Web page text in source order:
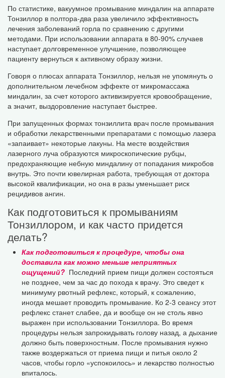
По статистике, вакуумное промывание миндалин на аппарате
Тонзиллор в полтора-два раза увеличило эффективность
лечения заболеваний горла по сравнению с другими
методами. При использовании аппарата в 80-90% случаев
наступает долговременное улучшение, позволяющее
пациенту вернуться к активному образу жизни.
Говоря о плюсах аппарата Тонзиллор, нельзя не упомянуть о
дополнительном лечебном эффекте от микромассажа
миндалин, за счет которого активизируется кровообращение,
а значит, выздоровление наступает быстрее.
При запущенных формах тонзиллита врач после промывания
и обработки лекарственными препаратами с помощью лазера
«запаивает» некоторые лакуны. На месте воздействия
лазерного луча образуются микроскопические рубцы,
предохраняющие небную миндалину от попадания микробов
внутрь. Это почти ювелирная работа, требующая от доктора
высокой квалификации, но она в разы уменьшает риск
рецидивов ангин.
Как подготовиться к промываниям
Тонзиллором, и как часто придется
делать?
Как подготовиться к процедуре, чтобы она
доставила как можно меньше неприятных
ощущений? Последний прием пищи должен состояться
не позднее, чем за час до похода к врачу. Это сведет к
минимуму рвотный рефлекс, который, к сожалению,
иногда мешает проводить промывание. Ко 2-3 сеансу этот
рефлекс станет слабее, да и вообще он не столь явно
выражен при использовании Тонзиллора. Во время
процедуры нельзя запрокидывать голову назад, а дыхание
должно быть поверхностным. После промывания нужно
также воздержаться от приема пищи и питья около 2
часов, чтобы горло «успокоилось» и лекарство полностью
впиталось.